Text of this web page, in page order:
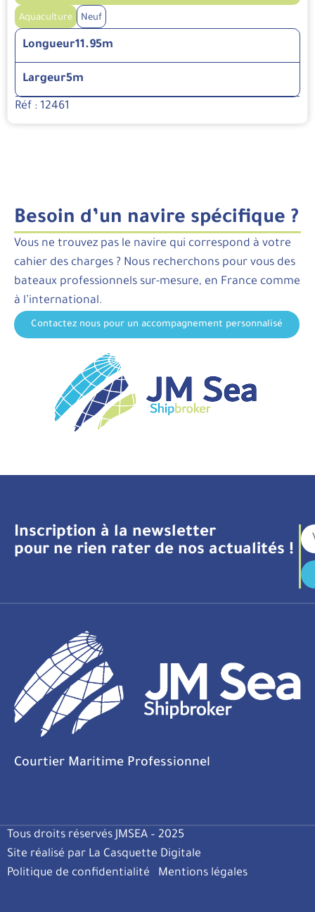
Aquaculture Neuf
Longueur11.95m
Largeur5m
Réf : 12461
Besoin d’un navire spécifique ?
Vous ne trouvez pas le navire qui correspond à votre
cahier des charges ? Nous recherchons pour vous des
bateaux professionnels sur-mesure, en France comme
à l’international.
Contactez nous pour un accompagnement personnalisé
Inscription à la newsletter
pour ne rien rater de nos actualités !
Courtier Maritime Professionnel
Tous droits réservés JMSEA – 2025
Site réalisé par La Casquette Digitale
Politique de confidentialité
Mentions légales